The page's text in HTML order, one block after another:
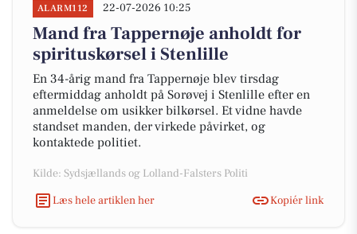
ALARM112 22-07-2026 10:25
Mand fra Tappernøje anholdt for
spirituskørsel i Stenlille
En 34-årig mand fra Tappernøje blev tirsdag
eftermiddag anholdt på Sorøvej i Stenlille efter en
anmeldelse om usikker bilkørsel. Et vidne havde
standset manden, der virkede påvirket, og
kontaktede politiet.
Kilde: Sydsjællands og Lolland-Falsters Politi
Læs hele artiklen her
Kopiér link